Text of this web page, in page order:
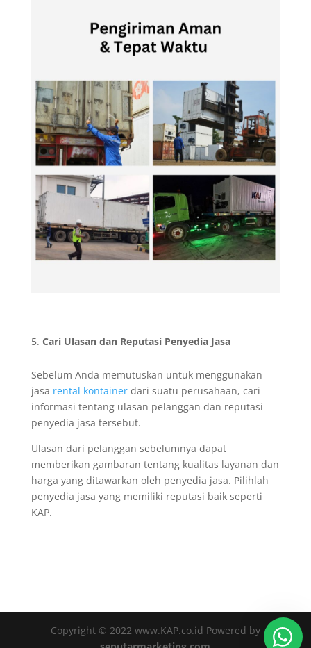
Cari Ulasan dan Reputasi Penyedia Jasa
Sebelum Anda memutuskan untuk menggunakan
jasa rental kontainerdari suatu perusahaan, cari
informasi tentang ulasan pelanggan dan reputasi
penyedia jasa tersebut.
Ulasan dari pelanggan sebelumnya dapat
memberikan gambaran tentang kualitas layanan dan
harga yang ditawarkan oleh penyedia jasa. Pilihlah
penyedia jasa yang memiliki reputasi baik seperti
KAP.
Copyright © 2022 www.KAP.co.id Powered by